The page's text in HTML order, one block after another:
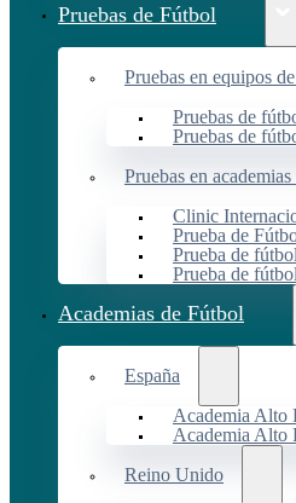
Pruebas de Fútbol
Pruebas en equipos
Pruebas de
Pruebas de
Pruebas en
Clinic
Prueba de
Prueba de
Prueba de
Academias de Fútbol
España
Academia Alto
Academia Alto
Reino Unido